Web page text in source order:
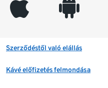
appleinc android
Szerződéstől való elállás
Kávé előfizetés felmondása